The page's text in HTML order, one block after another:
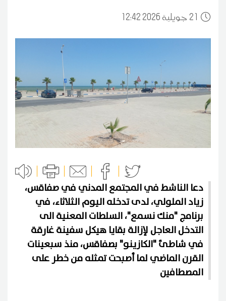
21 12:42 2026 جويلية
دعا الناشط في المجتمع المدني في صفاقس،
زياد الملولي، لدى تدخله اليوم الثلاثاء، في
برنامج "منك نسمع"، السلطات المعنية الى
التدخل العاجل لإزالة بقايا هيكل سفينة غارقة
في شاطئ "الكازينو" بصفاقس، منذ سبعينات
القرن الماضي لما أصبحت تمثله من خطر على
المصطافين